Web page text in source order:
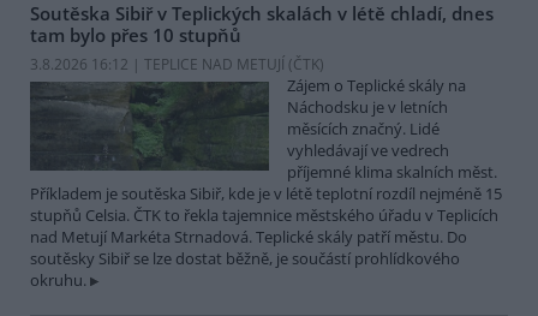
Soutěska Sibiř v Teplických skalách v létě chladí, dnes
tam bylo přes 10 stupňů
3.8.2026 16:12 | TEPLICE NAD METUJÍ (ČTK)
Zájem o Teplické skály na
Náchodsku je v letních
měsících značný. Lidé
vyhledávají ve vedrech
příjemné klima skalních měst.
Příkladem je soutěska Sibiř, kde je v létě teplotní rozdíl nejméně 15
stupňů Celsia. ČTK to řekla tajemnice městského úřadu v Teplicích
nad Metují Markéta Strnadová. Teplické skály patří městu. Do
soutěsky Sibiř se lze dostat běžně, je součástí prohlídkového
okruhu.